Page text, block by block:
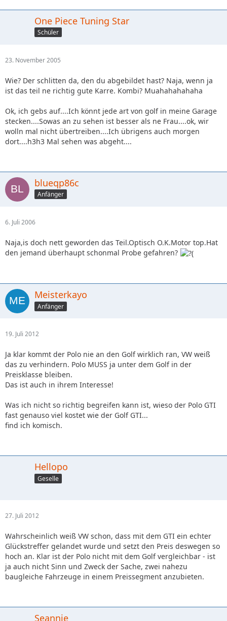
One Piece Tuning Star
Schüler
23. November 2005
Wie? Der schlitten da, den du abgebildet hast? Naja, wenn ja
ist das teil ne richtig gute Karre. Kombi? Muahahahahaha
Ok, ich gebs auf....Ich könnt jede art von golf in meine Garage
stecken....Sowas an zu sehen ist besser als ne Frau....ok, wir
wolln mal nicht übertreiben....Ich übrigens auch morgen
dort....h3h3 Mal sehen was abgeht....
blueqp86c
Anfänger
6. Juli 2006
Naja,is doch nett geworden das Teil.Optisch O.K.Motor top.Hat
den jemand überhaupt schonmal Probe gefahren?
Meisterkayo
Anfänger
19. Juli 2012
Ja klar kommt der Polo nie an den Golf wirklich ran, VW weiß
das zu verhindern. Polo MUSS ja unter dem Golf in der
Preisklasse bleiben.
Das ist auch in ihrem Interesse!
Was ich nicht so richtig begreifen kann ist, wieso der Polo GTI
fast genauso viel kostet wie der Golf GTI...
find ich komisch.
Hellopo
Geselle
27. Juli 2012
Wahrscheinlich weiß VW schon, dass mit dem GTI ein echter
Glückstreffer gelandet wurde und setzt den Preis deswegen so
hoch an. Klar ist der Polo nicht mit dem Golf vergleichbar - ist
ja auch nicht Sinn und Zweck der Sache, zwei nahezu
baugleiche Fahrzeuge in einem Preissegment anzubieten.
Seannie